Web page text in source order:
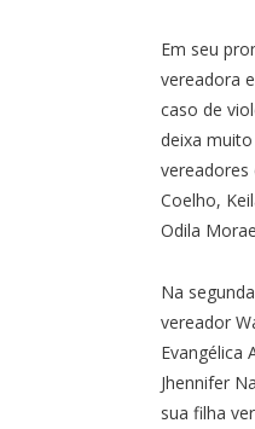
Em seu
vereadora
caso de
deixa
vereadores
Coelho,
Odila
Na
vereador
Evangélica
Jhennifer
sua filha